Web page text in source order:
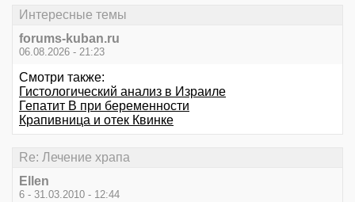
Интересные темы
forums-kuban.ru
06.08.2026 - 21:23
Смотри также:
Гистологический анализ в Израиле
Гепатит В при беременности
Крапивница и отек Квинке
Re: Лечение храпа
Ellen
6 - 31.03.2010 - 12:44